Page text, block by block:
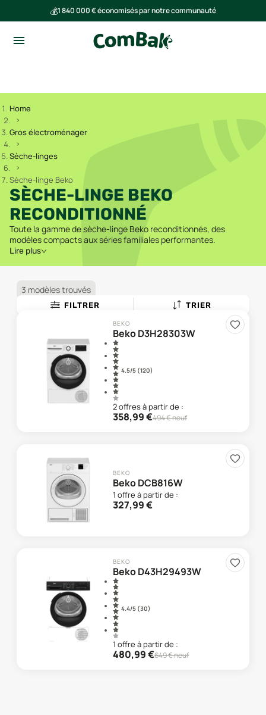
💰1 840 000 € économisés par notre communauté
Home
Gros électroménager
Sèche-linges
Sèche-linge Beko
SÈCHE-LINGE BEKO
RECONDITIONNÉ
Toute la gamme de sèche-linge Beko reconditionnés, des
modèles compacts aux séries familiales performantes.
Lire plus
3 modèles trouvés
FILTRER TRIER
BEKO
Beko D3H28303W
4.5/5 (120)
2offresà partir de :
358,99€494€ neuf
BEKO
Beko DCB816W
1 offre à partir de :
327,99€
BEKO
Beko D43H29493W
4.4/5 (30)
1 offre à partir de :
480,99€649€ neuf